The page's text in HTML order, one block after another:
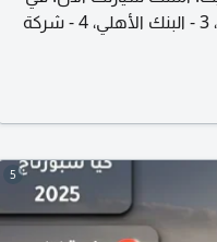
التعاون مع 1 - بنك الراجحي، 2 - بنك الرياض، 3 - البنك الأهلي، 4 - شركة
5